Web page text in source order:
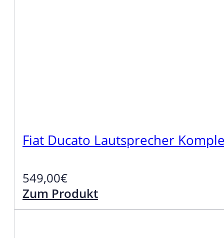
Fiat Ducato Lautsprecher
549,00€
Zum Produkt